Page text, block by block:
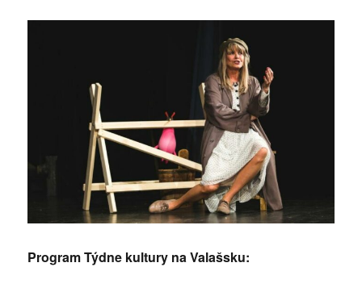
Program Týdne kultury na Valašsku: